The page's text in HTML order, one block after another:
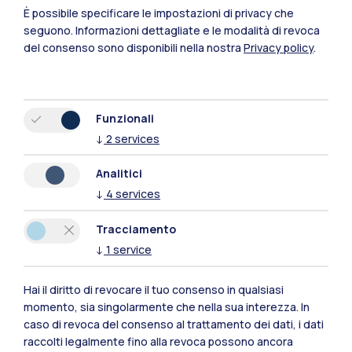
Lecco
Mantova
Xi'an
Naviga il sito
Contattaci
È possibile specificare le impostazioni di privacy che
seguono. Informazioni dettagliate e le modalità di revoca
del consenso sono disponibili nella nostra Privacy policy.
Funzionali
↓ 2 services
Analitici
↓ 4 services
Tracciamento
↓ 1 service
Hai il diritto di revocare il tuo consenso in qualsiasi
momento, sia singolarmente che nella sua interezza. In
caso di revoca del consenso al trattamento dei dati, i dati
raccolti legalmente fino alla revoca possono ancora